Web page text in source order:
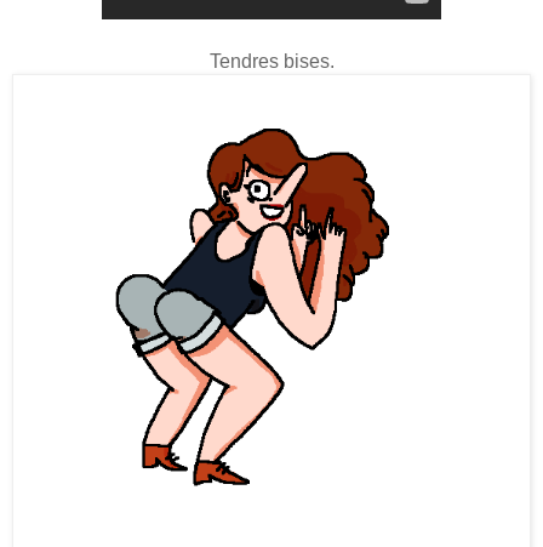
Tendres bises.